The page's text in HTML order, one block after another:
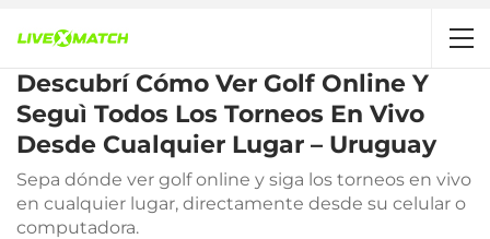
Descubrí Cómo Ver Golf Online Y
Seguì Todos Los Torneos En Vivo
Desde Cualquier Lugar – Uruguay
Sepa dónde ver golf online y siga los torneos en vivo
en cualquier lugar, directamente desde su celular o
computadora.